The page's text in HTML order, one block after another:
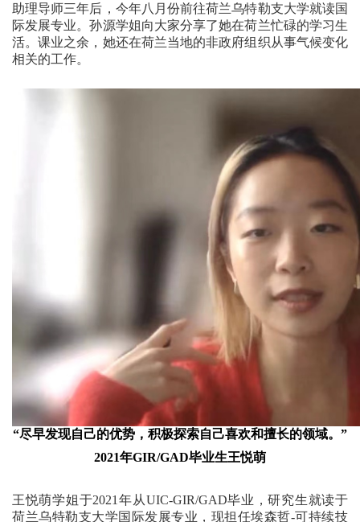
助理导师三年后，今年八月份前往荷兰乌特勒支大学就读国
际发展专业。孙源学姐向大家分享了她在荷兰忙碌的学习生
活。课业之余，她还在荷兰当地的非政府组织从事气候变化
相关的工作。
“尽早发现自己的优势，积极探索自己喜欢和擅长的领域。”
2021年GIR/GAD毕业生王悦萌
王悦萌学姐于2021年从UIC-GIR/GAD毕业，研究生就读于
荷兰乌特勒支大学国际发展专业，现担任埃森哲-可持续技